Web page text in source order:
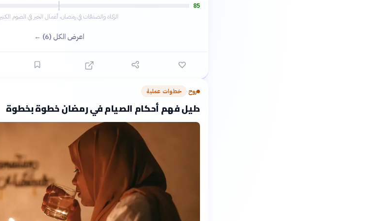
85
الزكاة والصدقات في رمضان، أعمال الخير في الصوم الكبير
اعرض الكل (6) ←
روح› خطوات عملية
دليل فهم أحكام الصيام في رمضان خطوة بخطوة